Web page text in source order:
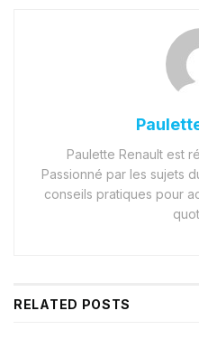
Paulette Renault est
Passionné par les sujets
conseils pratiques pour
RELATED POSTS